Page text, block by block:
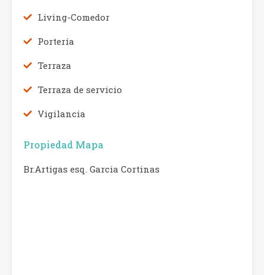
Living-Comedor
Portería
Terraza
Terraza de servicio
Vigilancia
Propiedad Mapa
Br.Artigas esq. Garcia Cortinas